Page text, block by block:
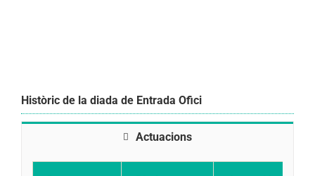
Històric de la diada de Entrada Ofici
Actuacions